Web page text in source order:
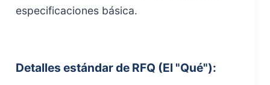
especificaciones básica.
Detalles estándar de RFQ (El "Qué"):